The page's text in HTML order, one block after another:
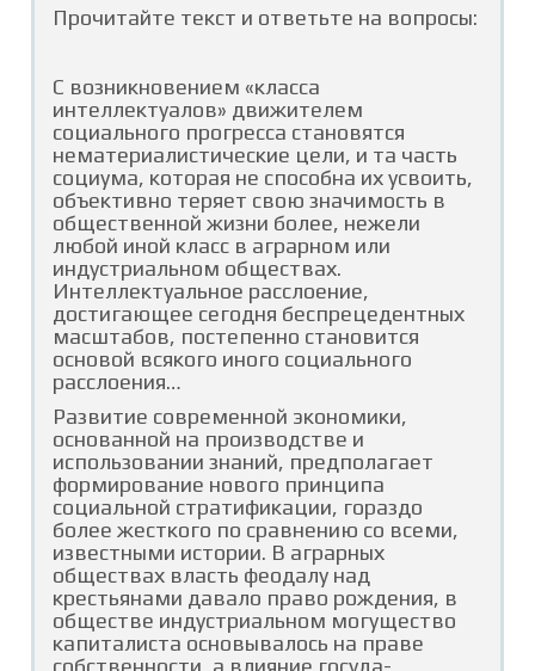
Прочитайте текст и ответьте на вопросы:
С возникновением «класса
интеллектуалов» движителем
социального прогресса становятся
нематериалистические цели, и та часть
социума, кото­рая не способна их усвоить,
объективно теряет свою значимость в
общественной жизни более, нежели
любой иной класс в аграрном или
индустриальном обществах.
Интеллектуальное расслоение,
достигающее сегодня беспрецедентных
масштабов, постепенно становится
основой всякого иного социального
расслоения…
Развитие современной экономики,
основанной на производстве и
использовании зна­ний, предполагает
формирование нового принципа
социальной стратификации, гораздо
более жесткого по сравнению со всеми,
известными истории. В аграрных
обществах власть феодалу над
крестьянами давало право рождения, в
обществе индустриальном могущество
капиталиста основывалось на праве
собственности, а влияние госуда­